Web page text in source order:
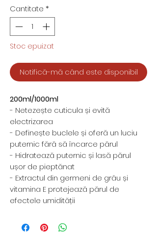
Cantitate *
Stoc epuizat
Notifică-mă când este disponibil
200ml/1000ml
- Netezește cuticula și evită
electrizarea
- Definește buclele și oferă un luciu
puternic fără să încarce părul
- Hidratează puternic și lasă părul
ușor de pieptănat
- Extractul din germeni de grâu și
vitamina E protejează părul de
efectele umidității